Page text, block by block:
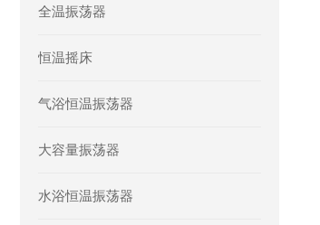
全温振荡器
恒温摇床
气浴恒温振荡器
大容量振荡器
水浴恒温振荡器